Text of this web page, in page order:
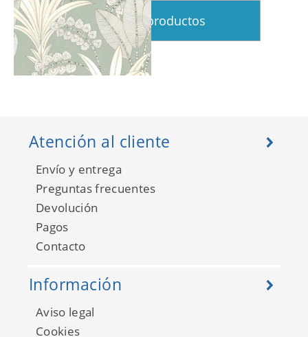
Nicaragua 86417353
Ver más productos
Atención al cliente
Envío y entrega
Preguntas frecuentes
Devolución
Pagos
Contacto
Información
Aviso legal
Cookies